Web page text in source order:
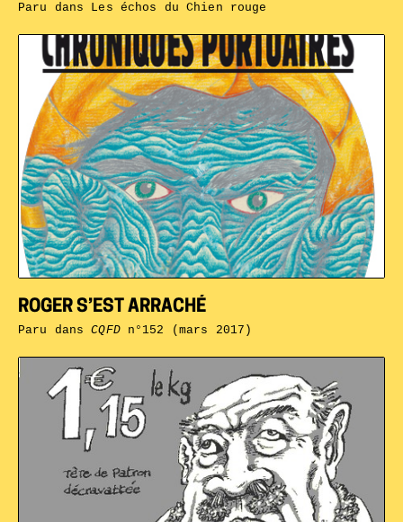
ROGER S’EST ARRACHÉ
Paru dansCQFDn°152 (mars 2017)
Paru dans Les échos du Chien rouge